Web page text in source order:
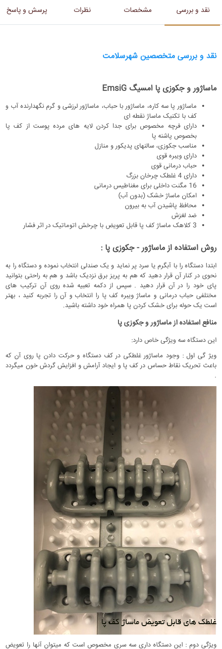
نقد و بررسی مشخصات نظرات پرسش و پاسخ
نقد و بررسی متخصصین شهرسلامت
ماساژور و جکوزی پا امسیگ EmsiG
ماساژور پا سه کاره، ماساژور با حباب، ماساژور لرزشی و گرم نگهدارنده آب و
کف با تکنیک ماساژ نقطه ای
دارای فرچه مخصوص برای جدا کردن لایه های مرده پوست از کف پا
بخصوص پاشنه پا
مناسب جکوزی، سالنهای پدیکور و منازل
دارای ویبره قوی
حباب درمانی قوی
دارای 4 غلطک چرخان بزرگ
16 مگنت داخلی برای مغناطیس درمانی
امکان ماساژ خشک (بدون آب)
محافظ پاشیدن آب به بیرون
ضد لغزش
3 کلاهک ماساژ کف پا قابل تعویض با چرخش اتوماتیک در اثر فشار
روش استفاده از ماساژور - جکوزی پا :
ابتدا دستگاه را با آبگرم یا سرد پر نماید و یک صندلی انتخاب نموده و دستگاه را به
نحوی در کنار آن قرار دهید که هم به پریز برق نزدیک باشد و هم به راحتی بتوانید
پای خود را در آن قرار دهید . سپس از دکمه تعبیه شده روی آن ترکیب های
مختلفی حباب درمانی و ماساژ ویبره کف پا را انتخاب و آن را تجربه کنید ، بهتر
است یک حوله برای خشک کردن پا همراه خود داشته باشید.
منافع استفاده از ماساژور و جکوزی پا
این دستگاه سه ویژگی خاص دارد:
ویژ گی اول : وجود ماساژور غلطکی در کف دستگاه و حرکت دادن پا روی آن که
باعث تحریک نقاط حساس در کف پا و ایجاد آرامش و افزایش گردش خون میگردد
.
ویژگی دوم : این دستگاه داری سه سری مخصوص است که میتوان آنها را تعویض